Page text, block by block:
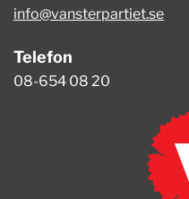
info@vansterpartiet.se
Telefon
08-654 08 20